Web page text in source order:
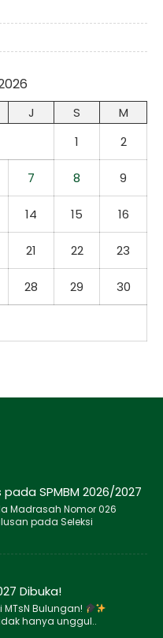
J S
M
1
2
7 8 9
14 15 16
21 22 23
28 29 30
SPMBM 2026/2027
Madrasah Nomor 026
pada Seleksi
Dibuka!
Bulungan!
hanya unggul..